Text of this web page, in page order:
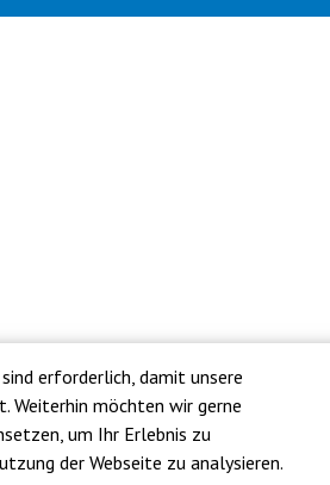
erforderlich, damit unsere
Weiterhin möchten wir gerne
um Ihr Erlebnis zu
der Webseite zu analysieren.